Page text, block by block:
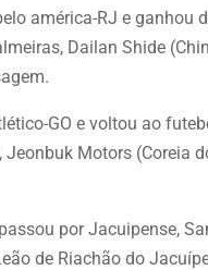
américa-RJ e ganhou
Dailan Shide
GO e voltou ao
Jeonbuk Motors (Coreia
por Jacuipense,
de Riachão do